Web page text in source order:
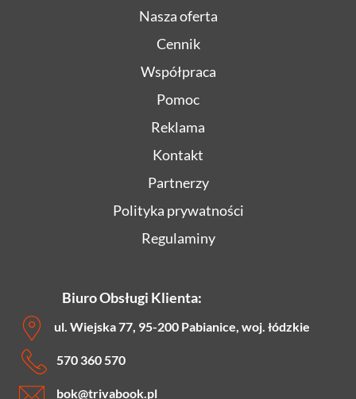
Nasza oferta
Cennik
Współpraca
Pomoc
Reklama
Kontakt
Partnerzy
Polityka prywatności
Regulaminy
Biuro Obsługi Klienta:
ul. Wiejska 77, 95-200 Pabianice, woj. łódzkie
570 360 570
bok@trivabook.pl